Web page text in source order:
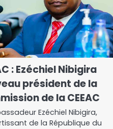
: Ezéchiel Nibigira
président de la
de la CEEAC
Ezéchiel Nibigira,
de la République du